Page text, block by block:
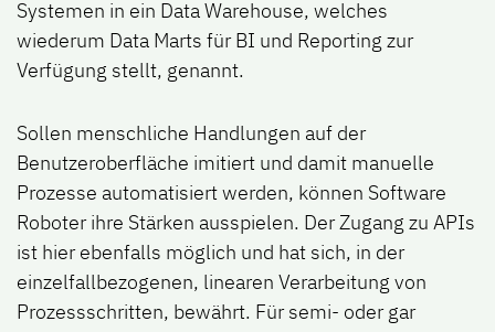
Systemen in ein Data Warehouse, welches
wiederum Data Marts für BI und Reporting zur
Verfügung stellt, genannt.
Sollen menschliche Handlungen auf der
Benutzeroberfläche imitiert und damit manuelle
Prozesse automatisiert werden, können Software
Roboter ihre Stärken ausspielen. Der Zugang zu APIs
ist hier ebenfalls möglich und hat sich, in der
einzelfallbezogenen, linearen Verarbeitung von
Prozessschritten, bewährt. Für semi- oder gar